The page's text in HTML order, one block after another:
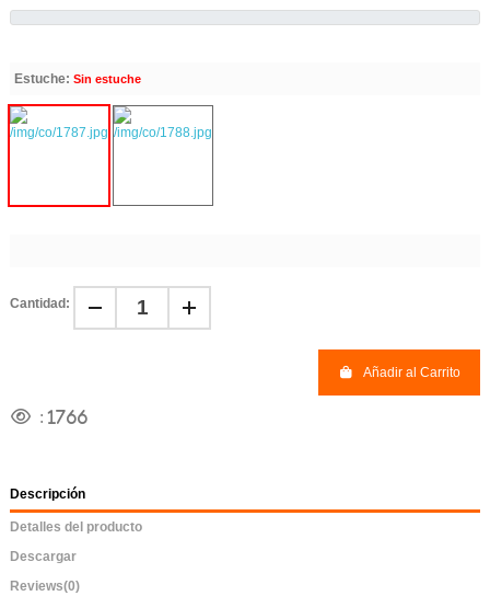
Estuche: Sin estuche
Cantidad:
Añadir al Carrito
:1766
Descripción
Detalles del producto
Descargar
Reviews(0)